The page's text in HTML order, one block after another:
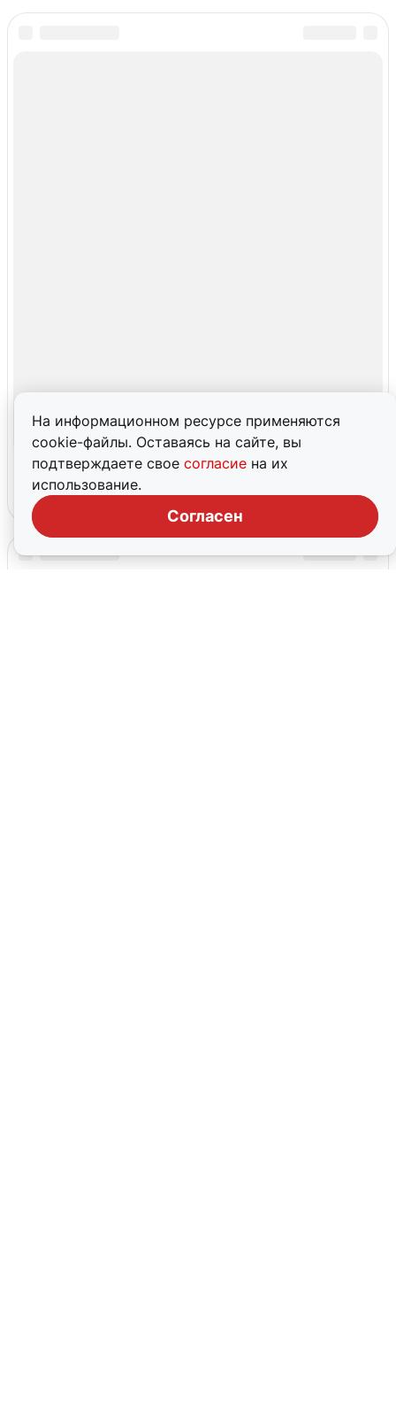
На информационном ресурсе применяются
cookie-файлы. Оставаясь на сайте, вы
подтверждаете свое согласие на их
использование.
Согласен